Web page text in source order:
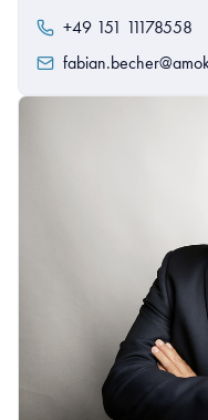
+49 151 11178558